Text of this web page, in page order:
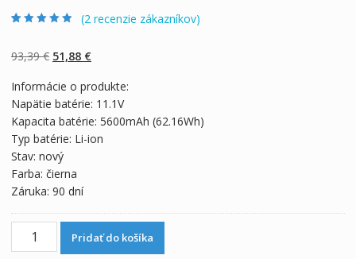
základe
zákazníckych
(2 recenzie zákazníkov)
93,39€ Pôvodná
bola:
93,39 €.
51,88 €Aktuálna
je:
51,88 €.
Informácie o produkte:
Napätie batérie: 11.1V
Kapacita batérie: 5600mAh (62.16Wh)
Typ batérie: Li-ion
Stav: nový
Farba: čierna
Záruka: 90 dní
množstvo
Pridať do košíka